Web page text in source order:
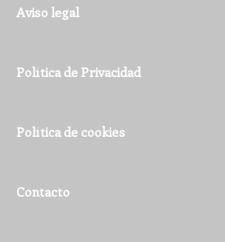
Aviso legal
Política de Privacidad
Política de cookies
Contacto